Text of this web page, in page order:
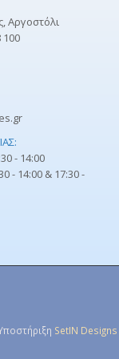
Αργοστόλι
100
- 14:00
- 14:00 & 17:30 -
SetIN Designs